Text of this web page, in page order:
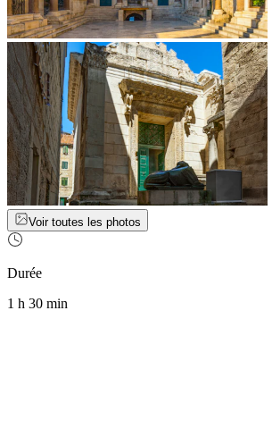
Voir toutes les photos
Durée
1 h 30 min